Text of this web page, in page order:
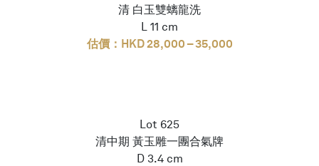
清 白玉雙螭龍洗
L 11 cm
估價：HKD 28,000 – 35,000
Lot 625
清中期 黃玉雕一團合氣牌
D 3.4 cm